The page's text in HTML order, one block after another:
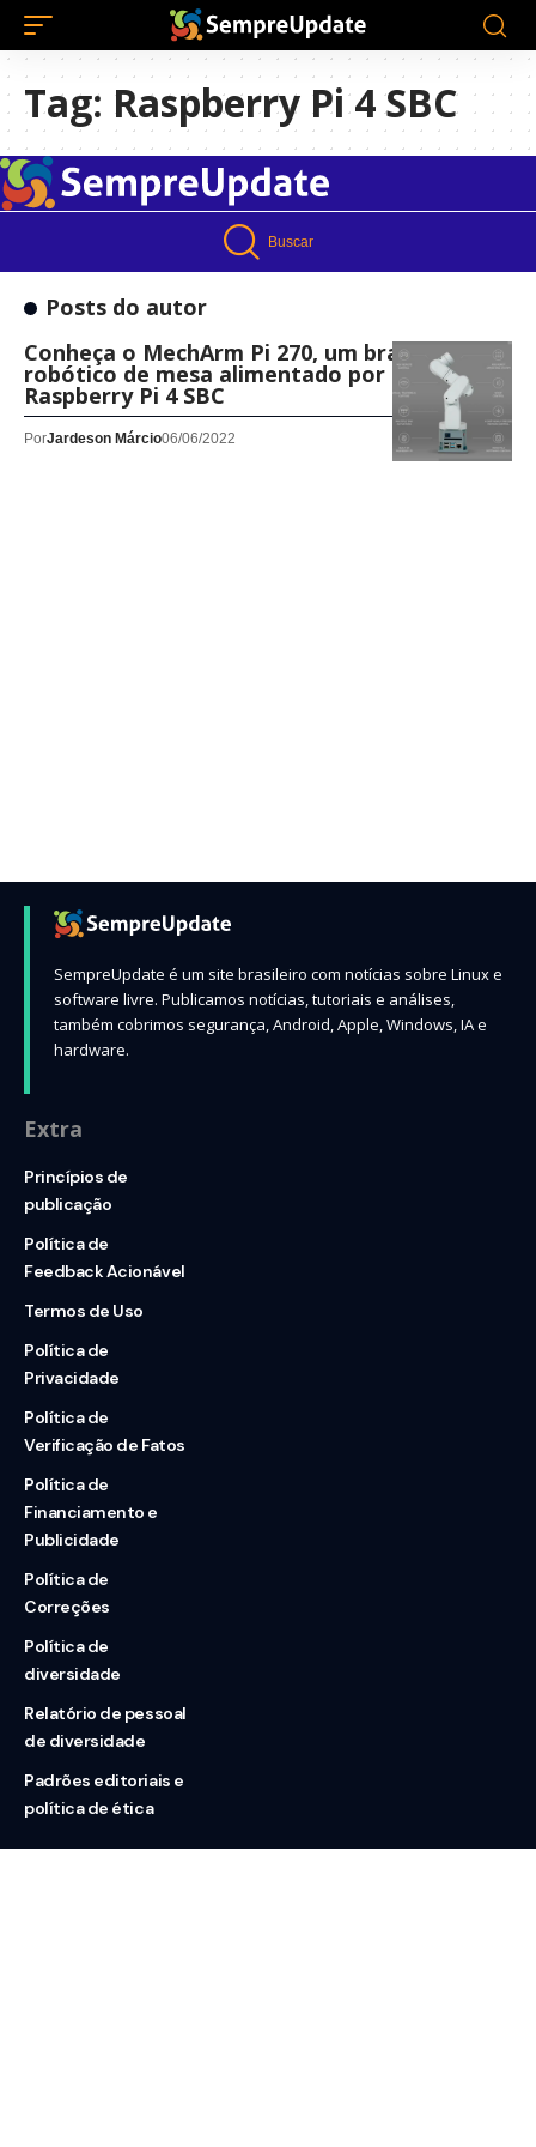
Tag: Raspberry Pi 4 SBC
Buscar
Posts do autor
Conheça o MechArm Pi 270, um braço
robótico de mesa alimentado por um
Raspberry Pi 4 SBC
PorJardeson Márcio06/06/2022
SempreUpdate é um site brasileiro com notícias sobre Linux e
software livre. Publicamos notícias, tutoriais e análises,
também cobrimos segurança, Android, Apple, Windows, IA e
hardware.
Extra
Princípios de
publicação
Política de
Feedback Acionável
Termos de Uso
Política de
Privacidade
Política de
Verificação de Fatos
Política de
Financiamento e
Publicidade
Política de
Correções
Política de
diversidade
Relatório de pessoal
de diversidade
Padrões editoriais e
política de ética